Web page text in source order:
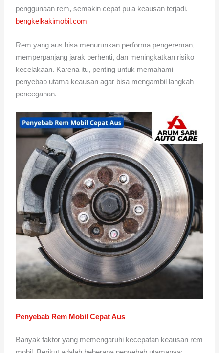
penggunaan rem, semakin cepat pula keausan terjadi.
bengkelkakimobil.com
Rem yang aus bisa menurunkan performa pengereman,
memperpanjang jarak berhenti, dan meningkatkan risiko
kecelakaan. Karena itu, penting untuk memahami
penyebab utama keausan agar bisa mengambil langkah
pencegahan.
Penyebab Rem Mobil Cepat Aus
Banyak faktor yang memengaruhi kecepatan keausan rem